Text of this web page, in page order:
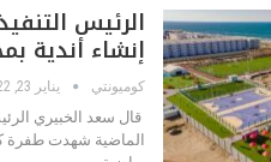
الرئيس
إنشاء أندية
كوميونتي يناير 23, 2022
قال سعد الخبيري
الماضية شهدت طفرة